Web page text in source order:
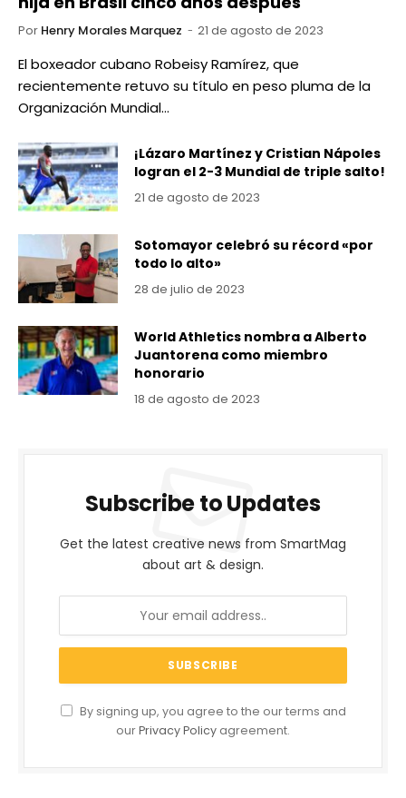
Por Henry Morales Marquez 21 de agosto de 2023
El boxeador cubano Robeisy Ramírez, que
recientemente retuvo su título en peso pluma de la
Organización Mundial…
¡Lázaro Martínez y Cristian Nápoles
logran el 2-3 Mundial de triple salto!
21 de agosto de 2023
Sotomayor celebró su récord «por
todo lo alto»
28 de julio de 2023
World Athletics nombra a Alberto
Juantorena como miembro
honorario
18 de agosto de 2023
Subscribe to Updates
Get the latest creative news from SmartMag
about art & design.
By signing up, you agree to the our terms and
ourPrivacy Policy agreement.